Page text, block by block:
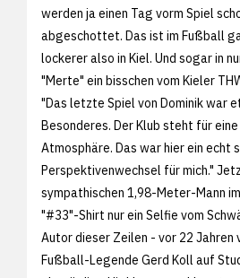
werden ja einen Tag vorm Spiel
abgeschottet. Das ist im Fußball
lockerer also in Kiel. Und sogar in
"Merte" ein bisschen vom Kieler
"Das letzte Spiel von Dominik war
Besonderes. Der Klub steht für
Atmosphäre. Das war hier ein echt
Perspektivenwechsel für mich."
sympathischen 1,98-Meter-Mann
"#33"-Shirt nur ein Selfie vom
Autor dieser Zeilen - vor 22 Jahren
Fußball-Legende Gerd Koll auf